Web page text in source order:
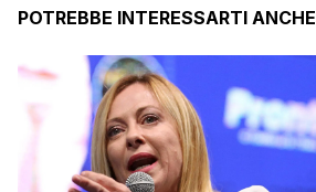
POTREBBE INTERESSARTI ANCHE